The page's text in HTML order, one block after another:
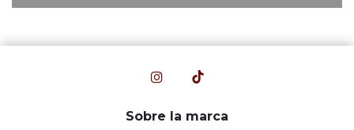
Sobre la marca